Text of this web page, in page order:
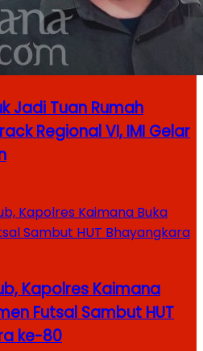
Jadi Tuan Rumah
Regional VI, IMI Gelar
Kapolres Kaimana
Futsal Sambut HUT
ke-80